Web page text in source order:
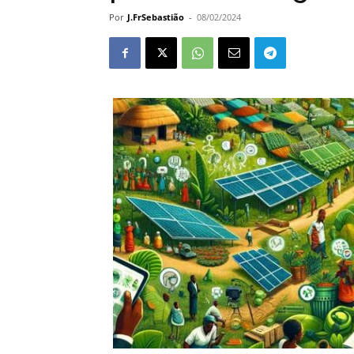
Por J.FrSebastião - 08/02/2024